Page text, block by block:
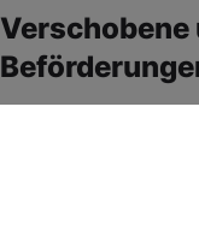
Beförderungen
sie sind ein